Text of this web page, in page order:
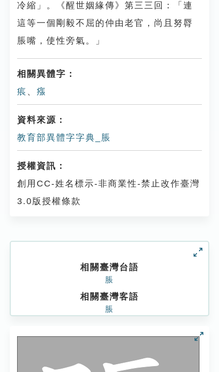
冷縮」。《醒世姻緣傳》第三三回：「連
這等一個剛毅不屈的仲由老官，尚且努脣
脹嘴，使性旁氣。」
相關異體字：
痮 、 瘬
資料來源：
教育部異體字字典_脹
授權資訊：
創用CC-姓名標示-非商業性-禁止改作臺灣
3.0版授權條款
相關臺灣台語
脹
相關臺灣客語
脹